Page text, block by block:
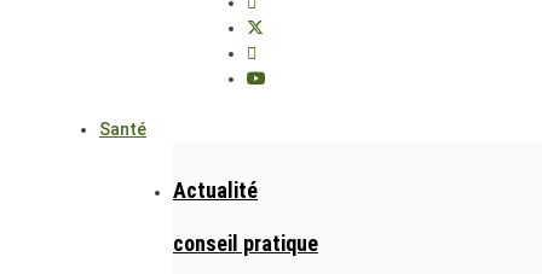
Santé
Actualité
conseil pratique